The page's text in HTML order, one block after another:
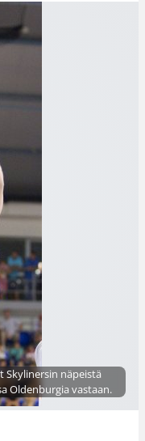
näpeistä
Oldenburgia vastaan.